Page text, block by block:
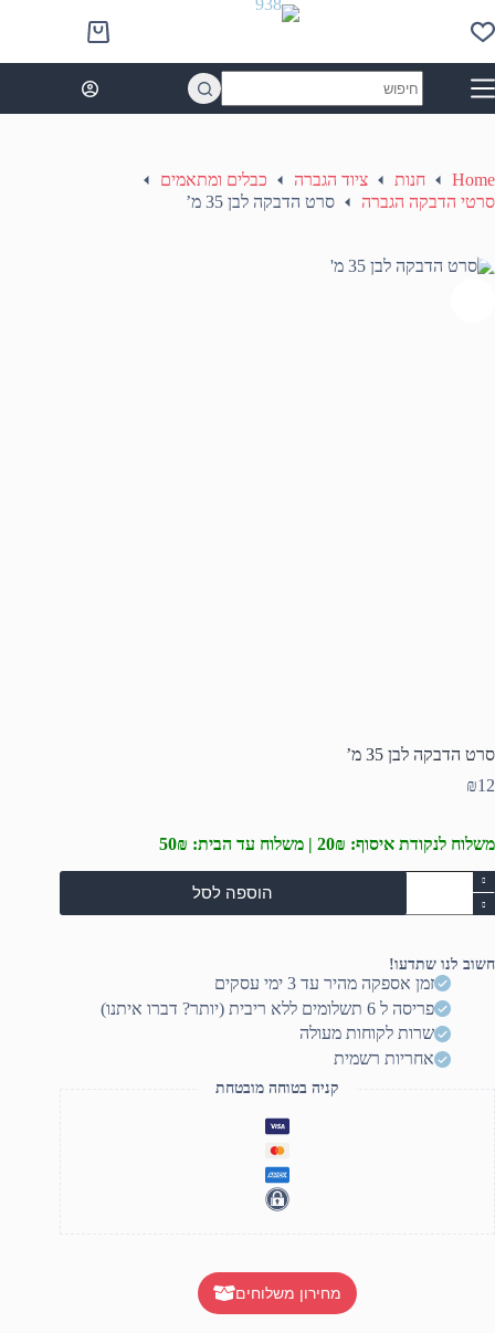
to
content
Shopping
cart
results
Home חנות ציוד הגברה
כבלים ומתאמים
סרטי הדבקה הגברה
סרט הדבקה לבן 35 מ’
סרט הדבקה לבן 35 מ’
₪12
משלוח לנקודת איסוף: 20₪ | משלוח עד הבית: 50₪
כמות
של
סרט
35
הוספה לסל
חשוב לנו שתדעו!
זמן אספקה מהיר עד 3 ימי עסקים
פריסה ל 6 תשלומים ללא ריבית (יותר? דברו איתנו)
שרות לקוחות מעולה
אחריות רשמית
קניה בטוחה מובטחת
מחירון משלוחים